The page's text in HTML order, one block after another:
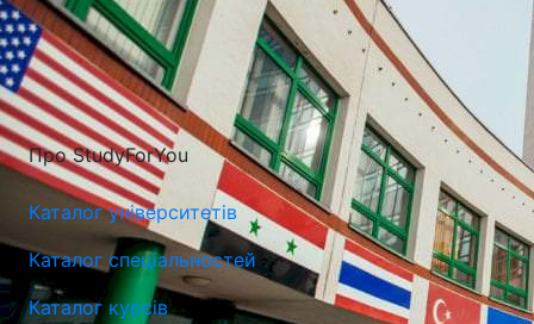
Про StudyForYou
Каталог університетів
Каталог спеціальностей
Каталог курсів